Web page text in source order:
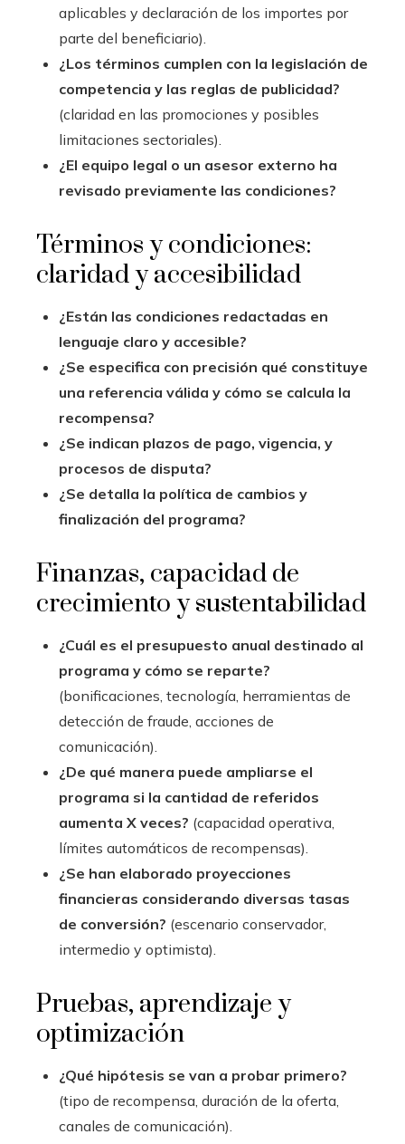
aplicables y declaración de los importes por
parte del beneficiario).
¿Los términos cumplen con la legislación de
competencia y las reglas de publicidad?
(claridad en las promociones y posibles
limitaciones sectoriales).
¿El equipo legal o un asesor externo ha
revisado previamente las condiciones?
Términos y condiciones:
claridad y accesibilidad
¿Están las condiciones redactadas en
lenguaje claro y accesible?
¿Se especifica con precisión qué constituye
una referencia válida y cómo se calcula la
recompensa?
¿Se indican plazos de pago, vigencia, y
procesos de disputa?
¿Se detalla la política de cambios y
finalización del programa?
Finanzas, capacidad de
crecimiento y sustentabilidad
¿Cuál es el presupuesto anual destinado al
programa y cómo se reparte?
(bonificaciones, tecnología, herramientas de
detección de fraude, acciones de
comunicación).
¿De qué manera puede ampliarse el
programa si la cantidad de referidos
aumenta X veces? (capacidad operativa,
límites automáticos de recompensas).
¿Se han elaborado proyecciones
financieras considerando diversas tasas
de conversión? (escenario conservador,
intermedio y optimista).
Pruebas, aprendizaje y
optimización
¿Qué hipótesis se van a probar primero?
(tipo de recompensa, duración de la oferta,
canales de comunicación).